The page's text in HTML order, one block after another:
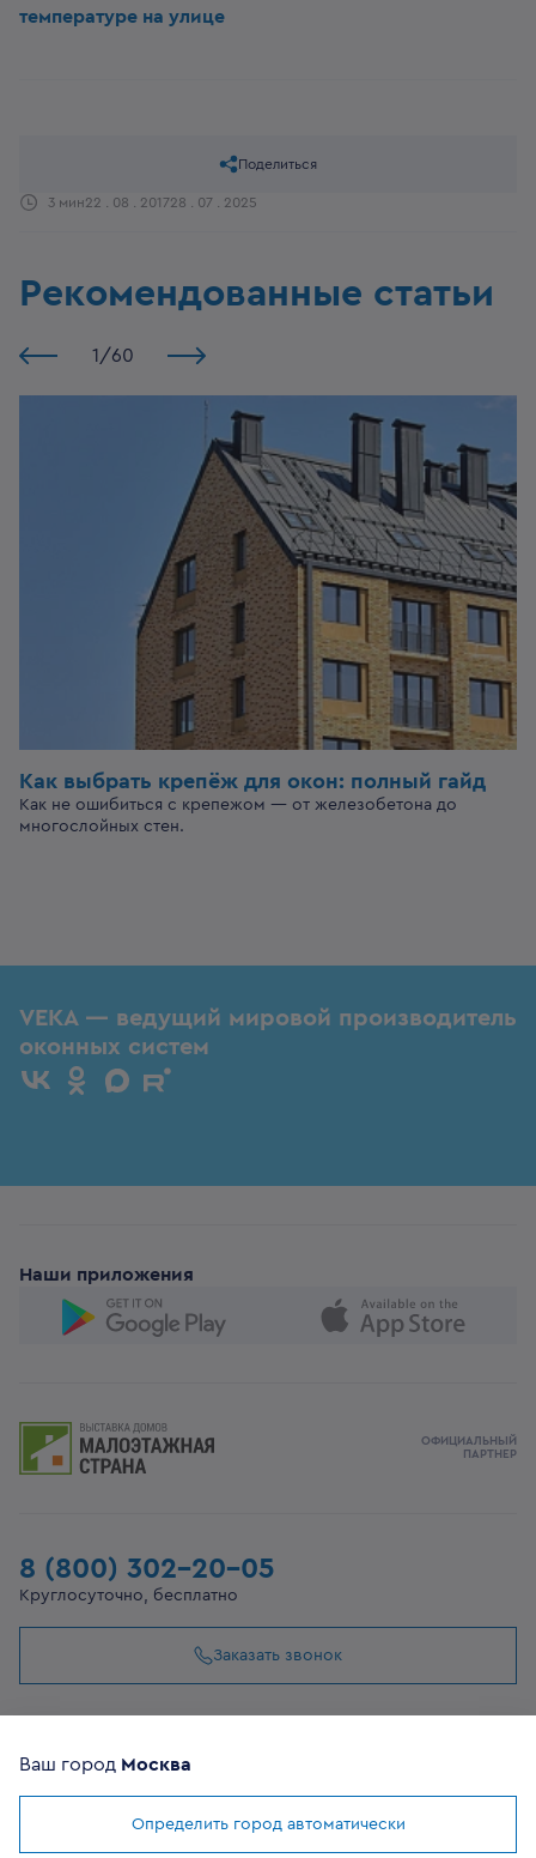
температуре на улице
3 мин22 . 08 . 201728 . 07 . 2025
Поделиться
Рекомендованные статьи
1 /60
Как выбрать крепёж для окон: полный гайд
Как не ошибиться с крепежом — от железобетона до
многослойных стен.
Мы используем cookies
VEKA — ведущий мировой производитель
оконных систем
Наши приложения
8 (800) 302-20-05
Круглосуточно, бесплатно
Заказать звонок
ОФИЦИАЛЬНЫЙ
ПАРТНЕР
©2026VEKA
Ваш город Москва
Определить город автоматически